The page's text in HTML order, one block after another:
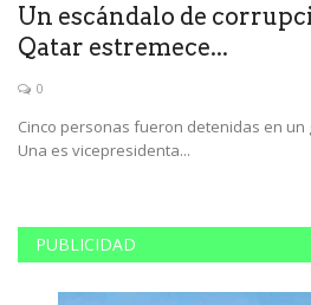
Un escándalo de
Qatar estremece...
0
Cinco personas fueron detenidas en
Una es vicepresidenta...
PUBLICIDAD